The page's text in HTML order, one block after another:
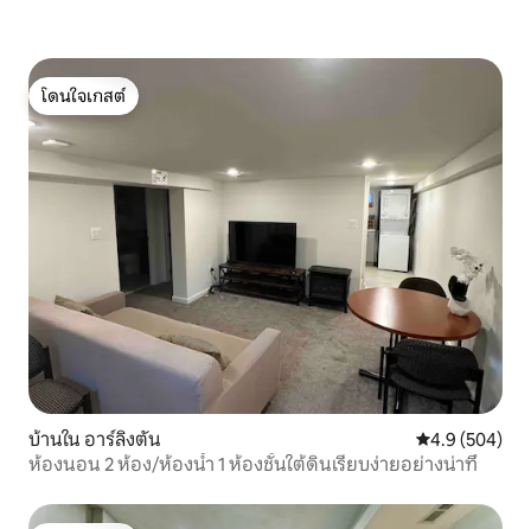
โดนใจเกสต์
โดนใจเกสต์
บ้านใน อาร์ลิงตัน คะแนนเฉลี่ย
4.9 (504)
ห้องนอน 2 ห้อง/ห้องน้ำ 1 ห้องชั้นใต้ดินเรียบง่ายอย่างน่าทึ่